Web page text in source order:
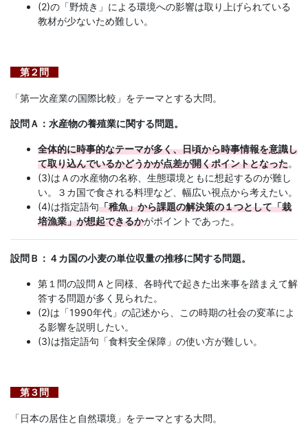
(2)の「野焼き」による環境への影響は取り上げられている
教材が少ないため難しい。
第２問
「第一次産業の国際比較」をテーマとする大問。
設問Ａ：水産物の養殖業に関する問題。
全体的に時事的なテーマが多く、日頃から時事情報を意識し
て取り込んでいるかどうかが点差が開くポイントとなった。
(3)はＡの水産物の名称、生態環境ともに想起するのが難し
い。３カ国で食される料理など、幅広い視点から考えたい。
(4)は指定語句「稚魚」から課題の解決策の１つとして「栽
培漁業」が想起できるかがポイントであった。
設問Ｂ：４カ国の小麦の単位収量の推移に関する問題。
第１問の設問Ａと同様、各時代で起きた出来事を踏まえて解
答する問題が多く見られた。
(2)は「1990年代」の記述から、この時期の社会の変革によ
る影響を説明したい。
(3)は指定語句「食料安全保障」の使い方が難しい。
第３問
「日本の居住と自然環境」をテーマとする大問。